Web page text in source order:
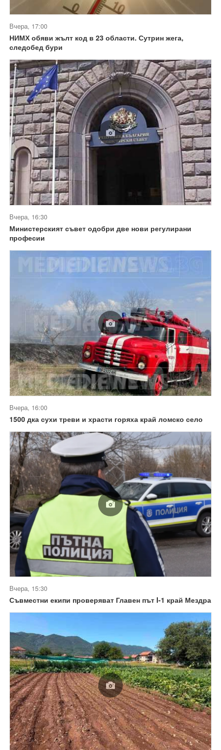
Вчера, 17:00
НИМХ обяви жълт код в 23 области. Сутрин жега,
следобед бури
Вчера, 16:30
Министерският съвет одобри две нови регулирани
професии
Вчера, 16:00
1500 дка сухи треви и храсти горяха край ломско село
Вчера, 15:30
Съвместни екипи проверяват Главен път I-1 край Мездра